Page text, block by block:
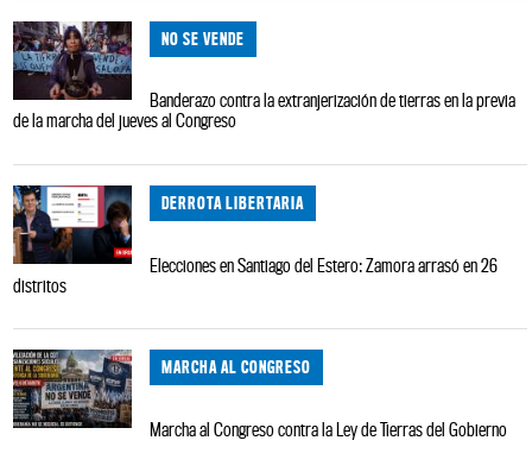
NO SE VENDE
Banderazo contra la extranjerización de tierras en la previa
de la marcha del jueves al Congreso
DERROTA LIBERTARIA
Elecciones en Santiago del Estero: Zamora arrasó en 26
distritos
MARCHA AL CONGRESO
Marcha al Congreso contra la Ley de Tierras del Gobierno